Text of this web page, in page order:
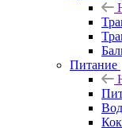
Питание